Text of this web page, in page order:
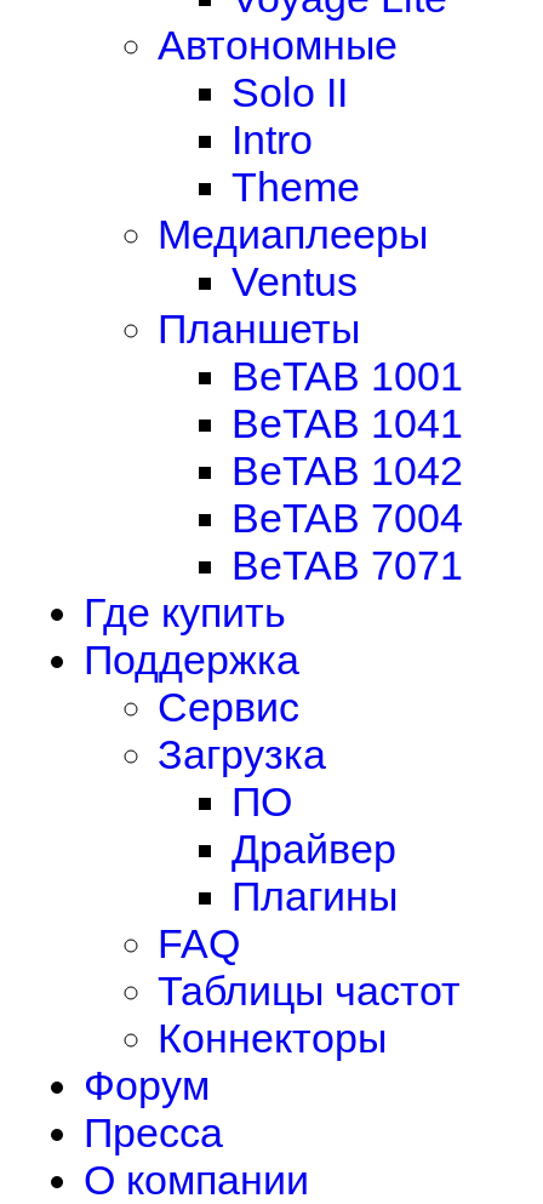
Автономные
Solo II
Intro
Theme
Медиаплееры
Ventus
Планшеты
BeTAB 1001
BeTAB 1041
BeTAB 1042
BeTAB 7004
BeTAB 7071
Где купить
Поддержка
Сервис
Загрузка
ПО
Драйвер
Плагины
FAQ
Таблицы частот
Коннекторы
Форум
Пресса
О компании